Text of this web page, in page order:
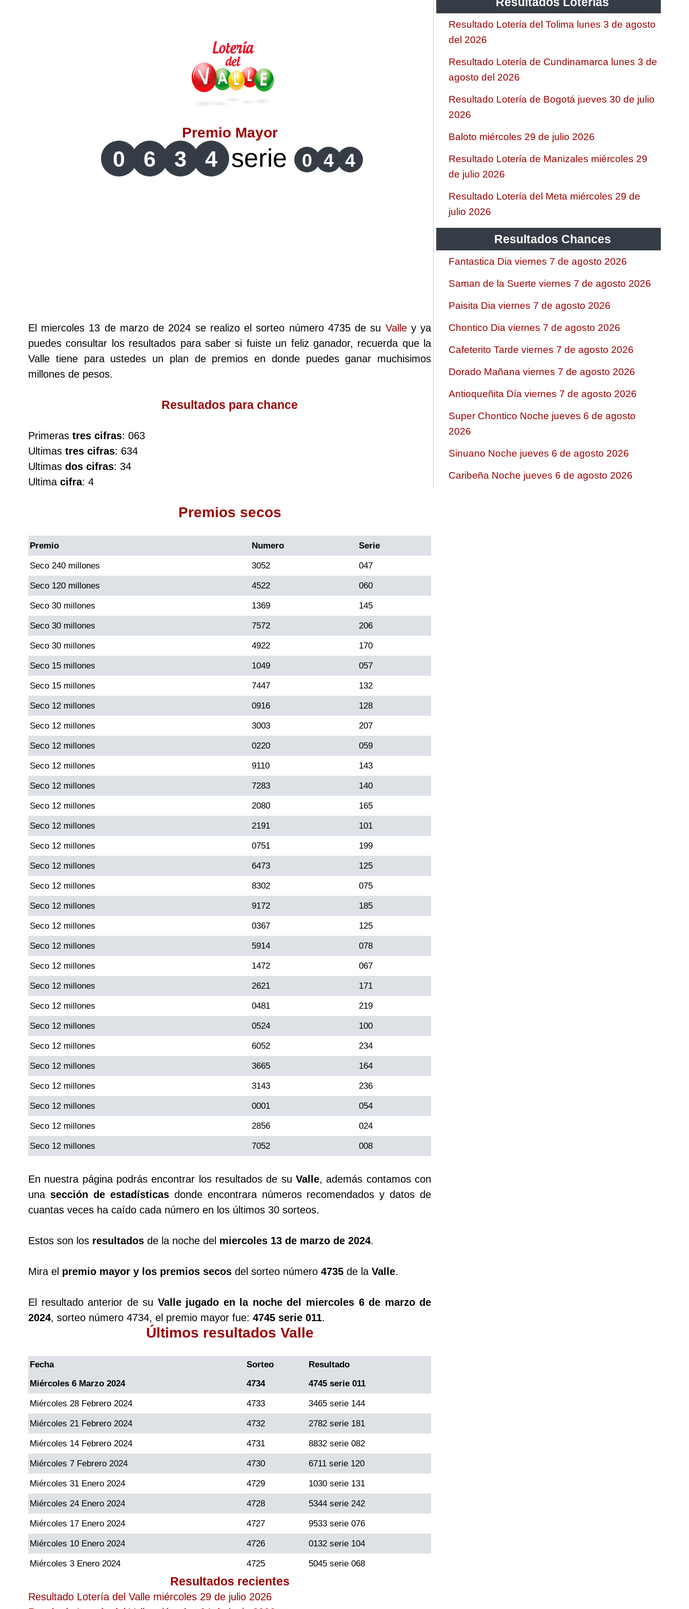
Lotería de Risaralda
Antioqueñita Día
Antioqueñita Tarde
Astro Luna
Cafeterito Tarde
Caribeña Noche
Chontico Día
Chontico Noche
Culona día
Culona noche
Dorado Mañana
Dorado Tarde
Dorado Noche
Fantástica Día
Fantástica Noche
Motilon Tarde
Motilon Noche
Paisita Día
Paisita Noche
Paisita 3
Pick 3 Día
Pick 3 Noche
Pick 4 Día
Pick 4 Noche
Pijao de Oro
Saman de la suerte
Sinuano Día
Sinuano Noche
Super Chontico Noche
Premio Mayor
0 6 3 4 serie 0 4 4
El miercoles 13 de marzo de 2024 se realizo el sorteo número 4735 de su Valley ya
puedes consultar los resultados para saber si fuiste un feliz ganador, recuerda que la
Valle tiene para ustedes un plan de premios en donde puedes ganar muchisimos
millones de pesos.
Resultados para chance
Primeras tres cifras: 063
Ultimas tres cifras: 634
Ultimas dos cifras: 34
Ultima cifra: 4
Premios secos
Premio Numero Serie
Seco 240 millones 3052 047
Seco 120 millones 4522 060
Seco 30 millones 1369 145
Seco 30 millones 7572 206
Seco 30 millones 4922 170
Seco 15 millones 1049 057
Seco 15 millones 7447 132
Seco 12 millones 0916 128
Seco 12 millones 3003 207
Seco 12 millones 0220 059
Seco 12 millones 9110 143
Seco 12 millones 7283 140
Seco 12 millones 2080 165
Seco 12 millones 2191 101
Seco 12 millones 0751 199
Seco 12 millones 6473 125
Seco 12 millones 8302 075
Seco 12 millones 9172 185
Seco 12 millones 0367 125
Seco 12 millones 5914 078
Seco 12 millones 1472 067
Seco 12 millones 2621 171
Seco 12 millones 0481 219
Seco 12 millones 0524 100
Seco 12 millones 6052 234
Seco 12 millones 3665 164
Seco 12 millones 3143 236
Seco 12 millones 0001 054
Seco 12 millones 2856 024
Seco 12 millones 7052 008
En nuestra página podrás encontrar los resultados de suValle, además contamos con
una sección de estadísticasdonde encontrara números recomendados y datos de
cuantas veces ha caído cada número en los últimos 30 sorteos.
Estos son los resultados de la noche del miercoles 13 de marzo de 2024.
Mira el premio mayor y los premios secos del sorteo número 4735 de la Valle.
El resultado anterior de su Valle jugado en la noche del miercoles 6 de marzo de
2024, sorteo número 4734, el premio mayor fue: 4745 serie 011.
Últimos resultados Valle
Fecha Sorteo
Resultado
Miércoles 6 Marzo 2024
4734 4745 serie 011
Miércoles 28 Febrero 2024 4733 3465 serie 144
Miércoles 21 Febrero 2024 4732 2782 serie 181
Miércoles 14 Febrero 2024 4731 8832 serie 082
Miércoles 7 Febrero 2024 4730 6711 serie 120
Miércoles 31 Enero 2024 4729 1030 serie 131
Miércoles 24 Enero 2024 4728 5344 serie 242
Miércoles 17 Enero 2024 4727 9533 serie 076
Miércoles 10 Enero 2024 4726 0132 serie 104
Miércoles 3 Enero 2024 4725 5045 serie 068
Resultados recientes
Resultado Lotería del Valle miércoles 29 de julio 2026
Resultado Lotería del Tolima lunes 3 de agosto
del 2026
Resultado Lotería de Cundinamarca lunes 3 de
agosto del 2026
Resultado Lotería de Bogotá jueves 30 de julio
2026
Baloto miércoles 29 de julio 2026
Resultado Lotería de Manizales miércoles 29
de julio 2026
Resultado Lotería del Meta miércoles 29 de
julio 2026
Resultados Chances
Fantastica Dia viernes 7 de agosto 2026
Saman de la Suerte viernes 7 de agosto 2026
Paisita Dia viernes 7 de agosto 2026
Chontico Dia viernes 7 de agosto 2026
Cafeterito Tarde viernes 7 de agosto 2026
Dorado Mañana viernes 7 de agosto 2026
Antioqueñita Día viernes 7 de agosto 2026
Super Chontico Noche jueves 6 de agosto
2026
Sinuano Noche jueves 6 de agosto 2026
Caribeña Noche jueves 6 de agosto 2026